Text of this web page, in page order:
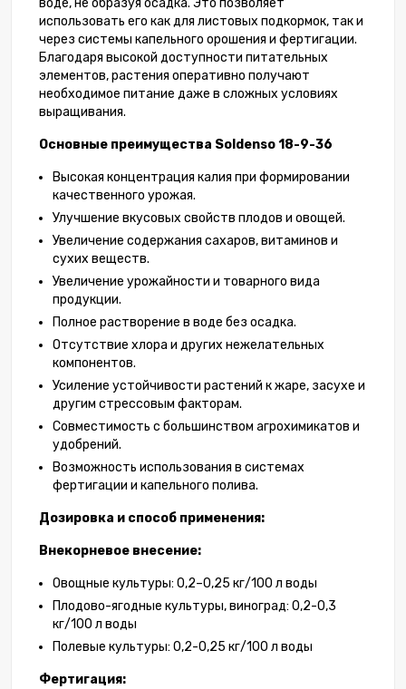
воде, не образуя осадка. Это позволяет
использовать его как для листовых подкормок, так и
через системы капельного орошения и фертигации.
Благодаря высокой доступности питательных
элементов, растения оперативно получают
необходимое питание даже в сложных условиях
выращивания.
Основные преимущества Soldenso 18-9-36
Высокая концентрация калия при формировании
качественного урожая.
Улучшение вкусовых свойств плодов и овощей.
Увеличение содержания сахаров, витаминов и
сухих веществ.
Увеличение урожайности и товарного вида
продукции.
Полное растворение в воде без осадка.
Отсутствие хлора и других нежелательных
компонентов.
Усиление устойчивости растений к жаре, засухе и
другим стрессовым факторам.
Совместимость с большинством агрохимикатов и
удобрений.
Возможность использования в системах
фертигации и капельного полива.
Дозировка и способ применения:
Внекорневое внесение:
Овощные культуры: 0,2–0,25 кг/100 л воды
Плодово-ягодные культуры, виноград: 0,2-0,3
кг/100 л воды
Полевые культуры: 0,2-0,25 кг/100 л воды
Фертигация: